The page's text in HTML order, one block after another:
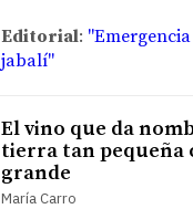
​Editorial:
jabalí"
El vino que da
tierra tan pequeña
grande
María Carro